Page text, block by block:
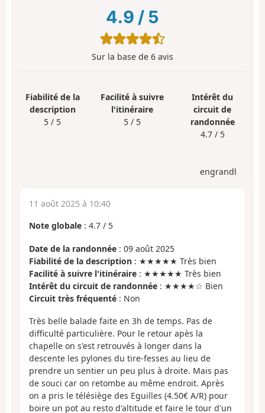
4.9 / 5
Sur la base de 6 avis
Fiabilité de la
description
5 / 5
Facilité à suivre
l'itinéraire
5 / 5
Intérêt du
circuit de
randonnée
4.7 / 5
engrandl
11 août 2025 à 10:40
Note globale : 4.7 / 5
Date de la randonnée : 09 août 2025
Fiabilité de la description : ★★★★★ Très bien
Facilité à suivre l'itinéraire : ★★★★★ Très bien
Intérêt du circuit de randonnée : ★★★★☆ Bien
Circuit très fréquenté : Non
Très belle balade faite en 3h de temps. Pas de
difficulté particulière. Pour le retour apès la
chapelle on s'est retrouvés à longer dans la
descente les pylones du tire-fesses au lieu de
prendre un sentier un peu plus à droite. Mais pas
de souci car on retombe au même endroit. Après
on a pris le télésiège des Eguilles (4.50€ A/R) pour
boire un pot au resto d'altitude et faire le tour d'un